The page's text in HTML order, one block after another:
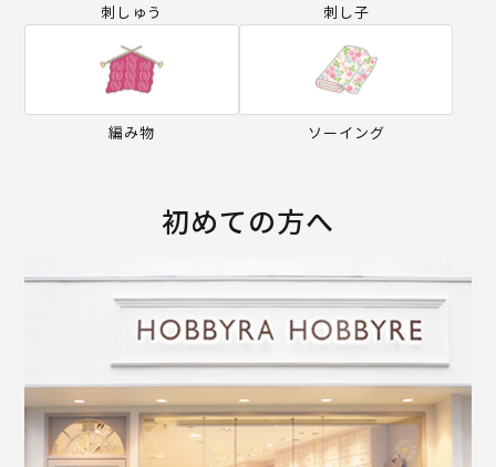
刺しゅう 刺し子
編み物 ソーイング
初めての方へ